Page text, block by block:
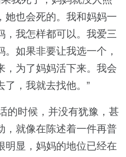
她也会死的。我和妈妈一
，我怎样都可以。我爱三
如果非要让我选一个，
，为了妈妈活下来。我会
了，我就去找他。”
时候，并没有犹豫，甚
，就像在陈述着一件再普
明显，妈妈的地位已经在